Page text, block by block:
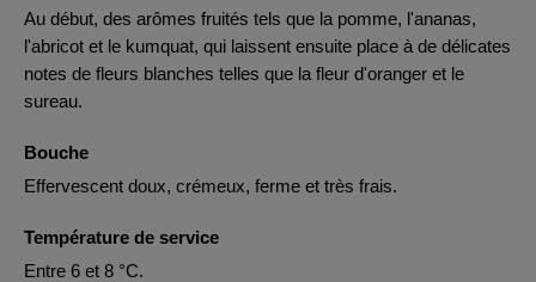
Au début, des arômes fruités tels que la pomme, l'ananas,
l'abricot et le kumquat, qui laissent ensuite place à de délicates
notes de fleurs blanches telles que la fleur d'oranger et le
sureau.
Bouche
Effervescent doux, crémeux, ferme et très frais.
Température de service
Entre 6 et 8 °C.